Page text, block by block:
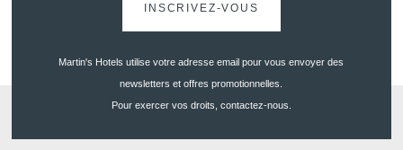
INSCRIVEZ-VOUS
Martin's Hotels utilise votre adresse email pour vous envoyer des
newsletters et offres promotionnelles.
Pour exercer vos droits, contactez-nous.